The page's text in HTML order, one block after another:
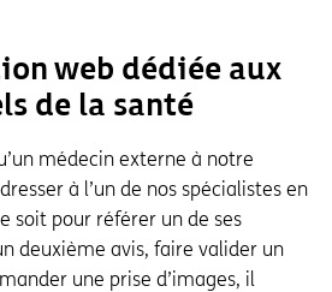
web dédiée aux
de la santé
médecin externe à notre
à l’un de nos spécialistes en
soit pour référer un de ses
deuxième avis, faire valider un
une prise d’images, il